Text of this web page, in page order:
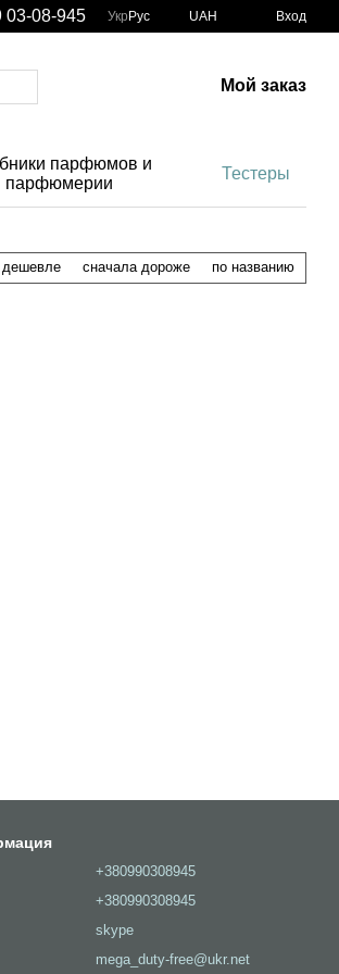
03-08-945 Укр Рус UAH Вход
Мой заказ
парфюмов и
парфюмерии
Тестеры
дешевле сначала дороже по названию
+380990308945
+380990308945
skype
mega_duty-free@ukr.net